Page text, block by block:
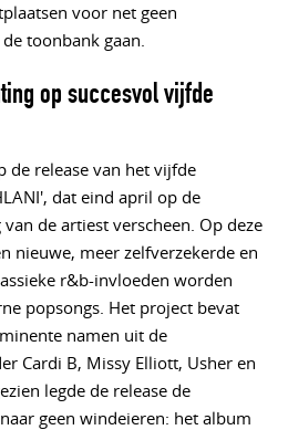
voor net geen
toonbank gaan.
op succesvol vijfde
de release van het vijfde
dat eind april op de
de artiest verscheen. Op deze
nieuwe, meer zelfverzekerde en
r&b-invloeden worden
popsongs. Het project bevat
namen uit de
Cardi B, Missy Elliott, Usher en
legde de release de
geen windeieren: het album